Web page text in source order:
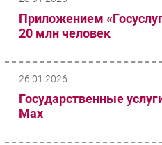
Приложением
20 млн человек
26.01.2026
Государственные
Мах